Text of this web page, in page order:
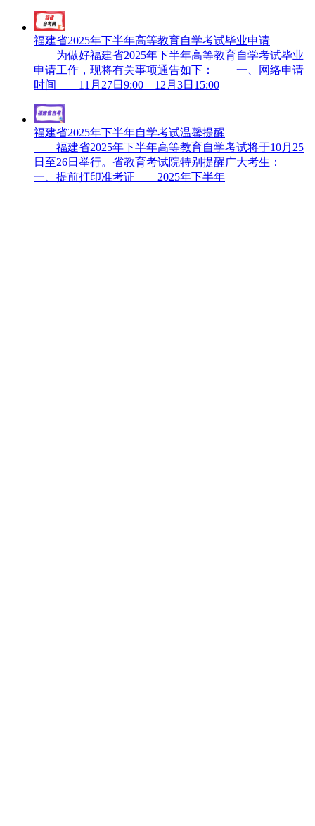
福建省2025年下半年高等教育自学考试毕业申请
为做好福建省2025年下半年高等教育自学考试毕业
申请工作，现将有关事项通告如下： 一、网络申请
时间 11月27日9:00—12月3日15:00
福建省2025年下半年自学考试温馨提醒
福建省2025年下半年高等教育自学考试将于10月25
日至26日举行。省教育考试院特别提醒广大考生：
一、提前打印准考证 2025年下半年